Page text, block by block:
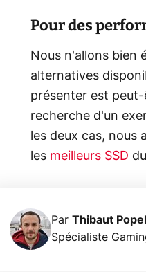
Pour des
Nous n'allons bien
alternatives
présenter est
recherche d'un
les deux cas,
les meilleurs SSD
Par Thibaut
Spécialiste